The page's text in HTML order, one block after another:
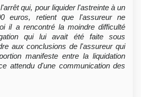
qui, pour liquider l'astreinte à un
euros, retient que l'assureur ne
il a rencontré la moindre difficulté
qui lui avait été faite sous
aux conclusions de l'assureur qui
manifeste entre la liquidation
attendu d'une communication des